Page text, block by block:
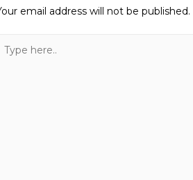
email address will not be published.
here..